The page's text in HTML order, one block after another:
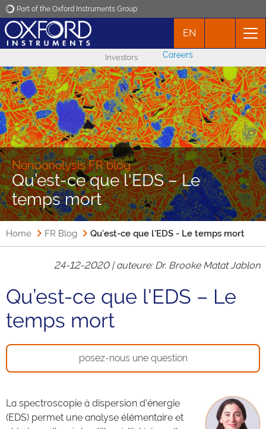
Part of the Oxford Instruments Group
Applications
Products
News
Events
Contact
EN
Investors Careers
Nanoanalysis FR blog
Qu’est-ce que l'EDS – Le
temps mort
Home FR Blog Qu’est-ce que l’EDS - Le temps mort
24-12-2020 |auteure: Dr. Brooke Matat Jablon
Qu’est-ce que l'EDS – Le
temps mort
posez-nous une question
La spectroscopie à dispersion d'énergie
(EDS) permet une analyse élémentaire et